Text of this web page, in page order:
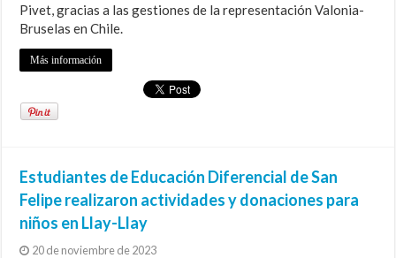
Pivet, gracias a las gestiones de la representación Valonia-
Bruselas en Chile.
Más información
Estudiantes de Educación Diferencial de San
Felipe realizaron actividades y donaciones para
niños en Llay-Llay
20 de noviembre de 2023